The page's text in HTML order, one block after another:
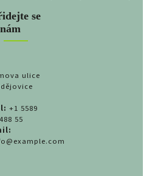
se
ulice
+1 5589
55